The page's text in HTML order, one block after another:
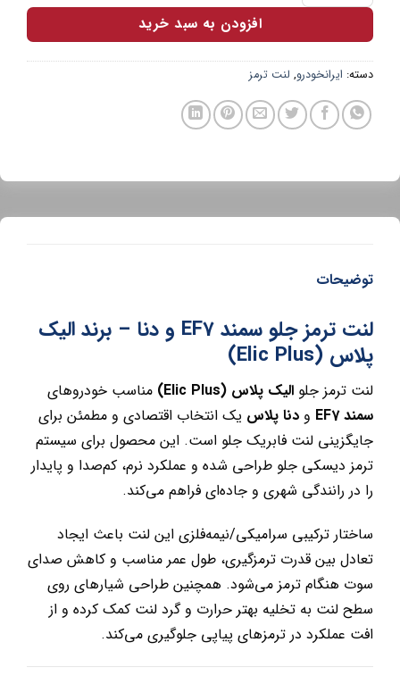
افزودن به سبد خرید
دسته:ایرانخودرو,لنت ترمز
توضیحات
لنت ترمز جلو سمند EF7 و دنا – برند الیک
پلاس (Elic Plus)
لنت ترمز جلوالیک پلاس (Elic Plus)
مناسب خودروهای
سمند EF7
و دنا پلاسیک انتخاب اقتصادی و مطمئن برای
جایگزینی لنت فابریک جلو است. این محصول برای سیستم
ترمز دیسکی جلو طراحی شده و عملکرد نرم، کم‌صدا و پایدار
را در رانندگی شهری و جاده‌ای فراهم می‌کند.
ساختار ترکیبی سرامیکی/نیمه‌فلزی این لنت باعث ایجاد
تعادل بین قدرت ترمزگیری، طول عمر مناسب و کاهش صدای
سوت هنگام ترمز می‌شود. همچنین طراحی شیارهای روی
سطح لنت به تخلیه بهتر حرارت و گرد لنت کمک کرده و از
افت عملکرد در ترمزهای پیاپی جلوگیری می‌کند.